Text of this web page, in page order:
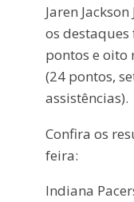
Jaren
os destaques
pontos e oito
(24 pontos,
assistências).
Confira os
feira:
Indiana